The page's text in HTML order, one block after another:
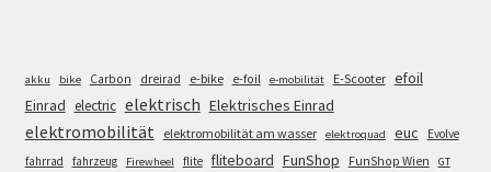
akku bike Carbon dreirad e-bike e-foil e-mobilität E-Scooter efoil
Einrad electric elektrisch Elektrisches Einrad
elektromobilität elektromobilität am wasser elektroquad euc
Evolve
fahrrad
fahrzeug Firewheel flite fliteboard FunShop FunShop Wien GT